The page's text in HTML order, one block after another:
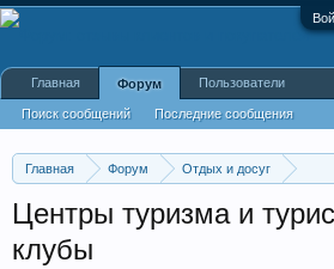
Главная Форум
Отдых и досуг
Центры туризма и
клубы
Главная Форум
Поиск сообщений Последние сообщения
Пользователи